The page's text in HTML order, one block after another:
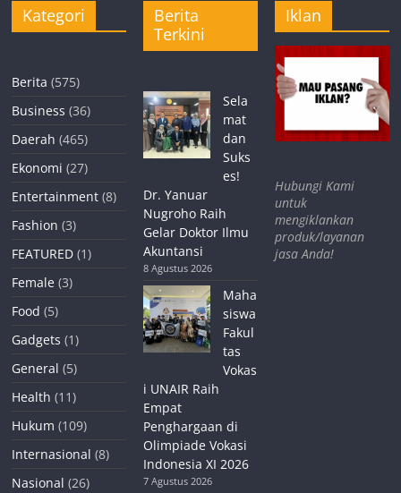
Kategori
Berita (575)
Business (36)
Daerah (465)
Ekonomi (27)
Entertainment (8)
Fashion (3)
FEATURED (1)
Female (3)
Food (5)
Gadgets (1)
General (5)
Health (11)
Hukum (109)
Internasional (8)
Nasional (26)
Berita
Terkini
Sela
mat
dan
Suks
es!
Dr. Yanuar
Nugroho Raih
Gelar Doktor Ilmu
Akuntansi
8 Agustus 2026
Maha
siswa
Fakul
tas
Vokas
i UNAIR Raih
Empat
Penghargaan di
Olimpiade Vokasi
Indonesia XI 2026
7 Agustus 2026
Iklan
Hubungi Kami
untuk
mengiklankan
produk/layanan
jasa Anda!